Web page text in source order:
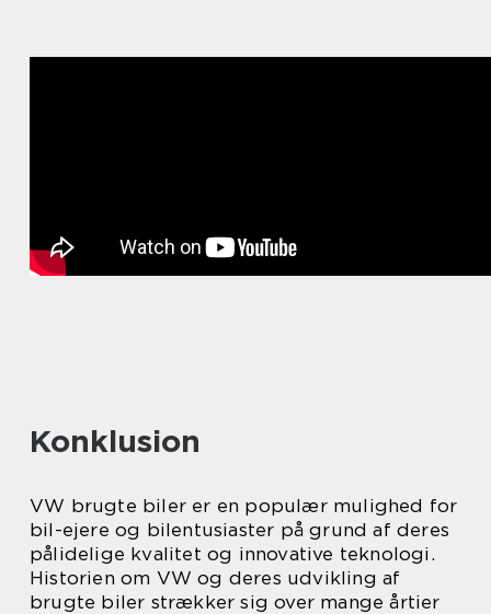
Konklusion
VW brugte biler er en populær mulighed for
bil-ejere og bilentusiaster på grund af deres
pålidelige kvalitet og innovative teknologi.
Historien om VW og deres udvikling af
brugte biler strækker sig over mange årtier